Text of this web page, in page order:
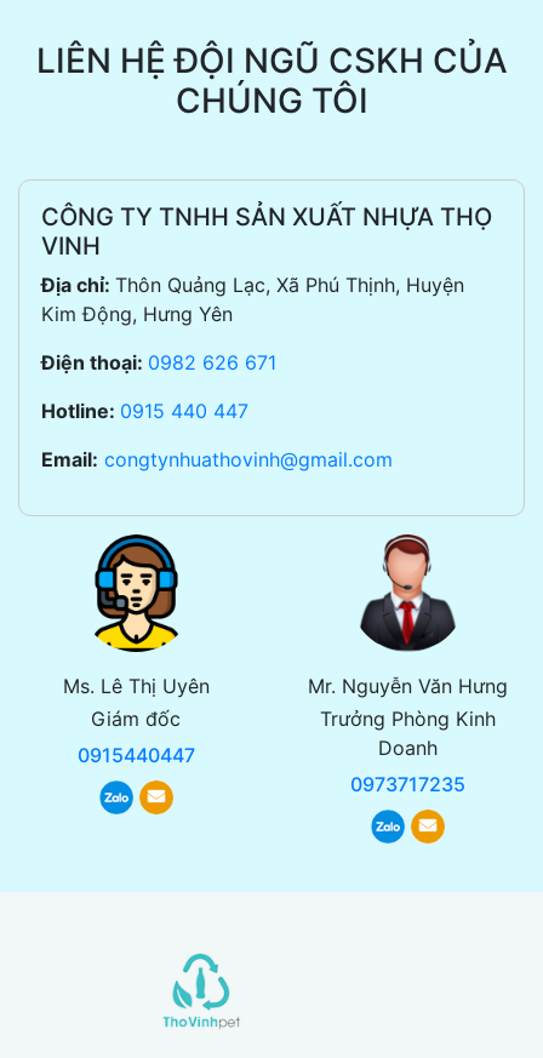
LIÊN HỆ ĐỘI NGŨ CSKH CỦA
CHÚNG TÔI
CÔNG TY TNHH SẢN XUẤT NHỰA THỌ
VINH
Địa chỉ: Thôn Quảng Lạc, Xã Phú Thịnh, Huyện
Kim Động, Hưng Yên
Điện thoại: 0982 626 671
Hotline: 0915 440 447
Email: congtynhuathovinh@gmail.com
Ms. Lê Thị Uyên
Giám đốc
0915440447
Mr. Nguyễn Văn Hưng
Trưởng Phòng Kinh
Doanh
0973717235